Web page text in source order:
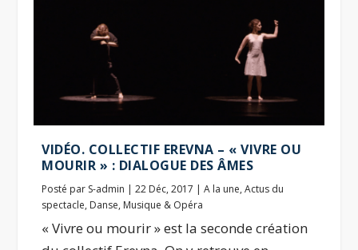
VIDÉO. COLLECTIF EREVNA – « VIVRE OU
MOURIR » : DIALOGUE DES ÂMES
Posté par S-admin |22 Déc, 2017 |A la une,Actus du
spectacle, Danse, Musique & Opéra
« Vivre ou mourir » est la seconde création